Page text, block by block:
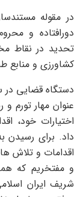
در مقوله
دورافتاده و
تحدید در نقاط
کشاورزی و منابع
دستگاه قضایی در
عنوان مهار تورم
اختیارات خود،
داد. برای
اقدامات و تلاش
و مفتخریم که
شریف ایران